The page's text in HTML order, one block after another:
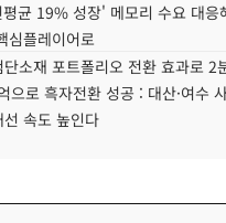
균 19% 성장' 메모리 수요 대응
심플레이어로
소재 포트폴리오 전환 효과로 2
으로 흑자전환 성공 : 대산·여수
속도 높인다